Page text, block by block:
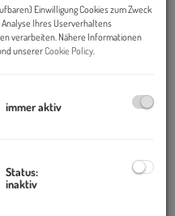
öffentlicher
zeichnet sich vor allem
Einwilligung Cookies zum Zweck
Ihres Userverhaltens
verarbeiten. Nähere Informationen
unsererCookie Policy
immer aktiv
Status:
inaktiv